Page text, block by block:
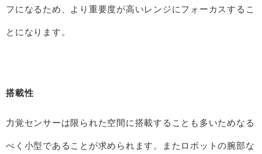
フになるため、より重要度が高いレンジにフォーカスするこ
とになります。
搭載性
力覚センサーは限られた空間に搭載することも多いためなる
べく小型であることが求められます。またロボットの腕部な